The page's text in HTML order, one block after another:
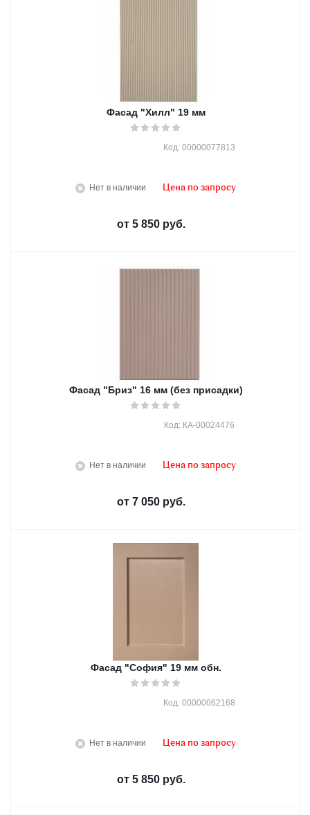
Фасад "Хилл" 19 мм
Нет в наличии
Код: 00000077813
Цена по запросу
от 5 850 руб.
Фасад "Бриз" 16 мм (без присадки)
Нет в наличии
Код: КА-00024476
Цена по запросу
от 7 050 руб.
Фасад "София" 19 мм обн.
Нет в наличии
Код: 00000062168
Цена по запросу
от 5 850 руб.